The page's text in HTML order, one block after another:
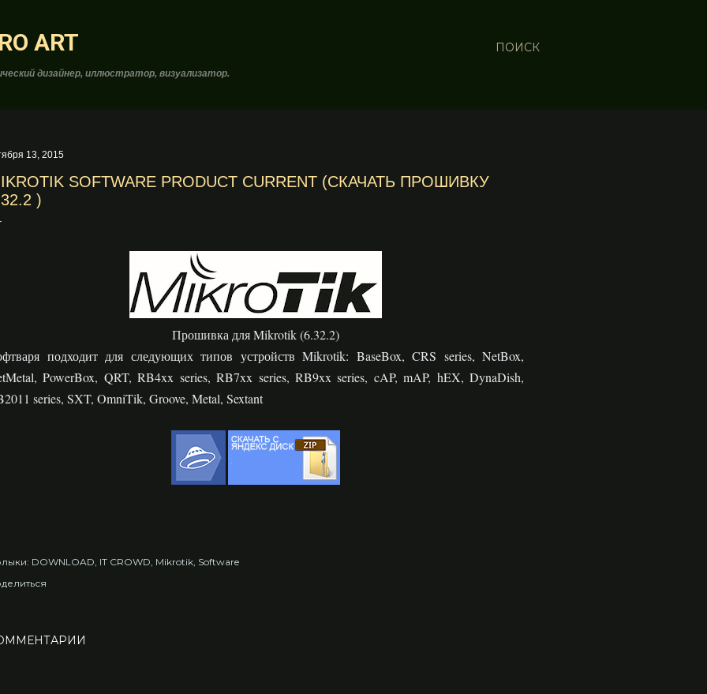
ПОИСК
ART
дизайнер, иллюстратор, визуализатор.
13, 2015
SOFTWARE PRODUCT CURRENT (СКАЧАТЬ ПРОШИВКУ
)
Прошивка для Mikrotik (6.32.2)
подходит для следующих типов устройств Mikrotik: BaseBox, CRS series, NetBox,
PowerBox, QRT, RB4xx series, RB7xx series, RB9xx series, cAP, mAP, hEX, DynaDish,
series, SXT, OmniTik, Groove, Metal, Sextant
DOWNLOAD IT CROWD Mikrotik Software